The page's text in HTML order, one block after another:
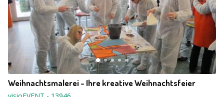
Weihnachtsmalerei - Ihre kreative Weihnachtsfeier